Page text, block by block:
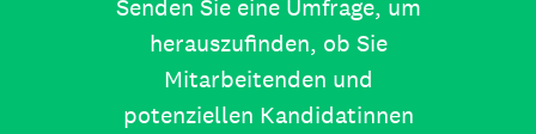
Senden Sie eine Umfrage, um
herauszufinden, ob Sie
Mitarbeitenden und
potenziellen Kandidatinnen